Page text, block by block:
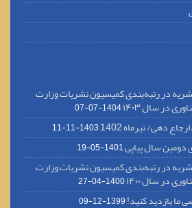
در رتبه‌بندی کمیسیون نشریات وزارت
در سال ۱۴۰۳ 1404-07-07
دهی/ تیرماه 1402 1403-11-11
دومین سال پیاپی1401-05-19
در رتبه‌بندی کمیسیون نشریات وزارت
در سال ۱۴۰۰ 1400-04-27
ما بازدید کنید!1399-12-09